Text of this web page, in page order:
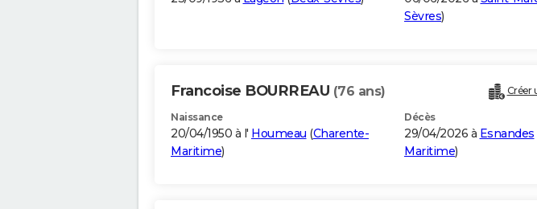
Sèvres)
Francoise BOURREAU (76 ans) Créer
Naissance
20/04/1950 à l' Houmeau (Charente-
Maritime)
Décès
29/04/2026 à Esnandes
Maritime)